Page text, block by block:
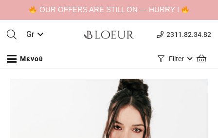
OUR OFFERS ARE STILL ON — HURRY !
Gr 2311.82.34.82
Μενού Filter